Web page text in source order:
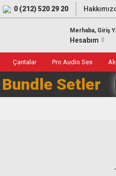
0 (212) 520 29 20
Merhaba, Giriş
Hesabım
Çantalar Pro Audio Ses
Bundle Setler